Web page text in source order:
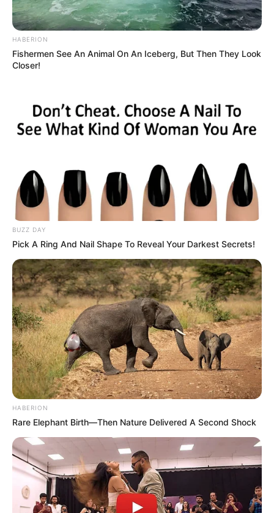
Mapa político en Bolívar
tras elecciones 2026:
estos son los nuevos
Cámara
Amaranta Hank, exactriz
de cine para adultos, es
ELECCIONES
Juan Daniel Oviedo no
destacó en Bogotá: se
llevó en votación a Claudia
CARGAR MÁS
TEMAS DESTACADOS
EMERGENCIAS POR LLUVIAS
LIGA BETPLAY
METRO DE MEDELLÍN
CORTES DE LUZ
CORTES DE AGUA
FENÓMENO DEL NIÑO
HABERION
Fishermen See An Animal On An Iceberg, But Then They Look
Closer!
BUZZ DAY
Pick A Ring And Nail Shape To Reveal Your Darkest Secrets!
HABERION
Rare Elephant Birth—Then Nature Delivered A Second Shock